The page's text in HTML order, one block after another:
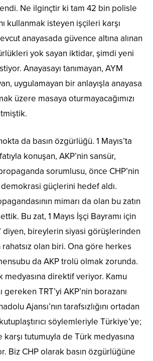
Ne ilginçtir ki tam 42 bin polisle
kullanmak isteyen işçileri karşı
anayasada güvence altına alınan
yok sayan iktidar, şimdi yeni
Anayasayı tanımayan, AYM
uygulamayan bir anlayışla anayasa
üzere masaya oturmayacağımızı
da basın özgürlüğü. 1 Mayıs’ta
konuşan, AKP’nin sansür,
sorumlusu, önce CHP’nin
güçlerini hedef aldı.
mimarı da olan bu zatın
Bu zat, 1 Mayıs İşçi Bayramı için
diyen, bireylerin siyasi görüşlerinden
olan biri. Ona göre herkes
da AKP trolü olmak zorunda.
medyasına direktif veriyor. Kamu
gereken TRT’yi AKP’nin borazanı
Ajansı’nın tarafsızlığını ortadan
söylemleriyle Türkiye’ye;
karşı tutumuyla de Türk medyasına
Biz CHP olarak basın özgürlüğüne